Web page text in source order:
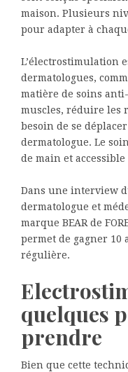
maison. Plusieurs
pour adapter à
L’électrostimulation
dermatologues,
matière de soins
muscles, réduire les
besoin de se
dermatologue. Le
de main et
Dans une interview
dermatologue et
marque BEAR de
permet de gagner 10
régulière.
quelques
prendre
Bien que cette